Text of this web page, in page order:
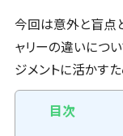
今回は意外と盲点
ャリーの違いにつ
ジメントに活かす
目次